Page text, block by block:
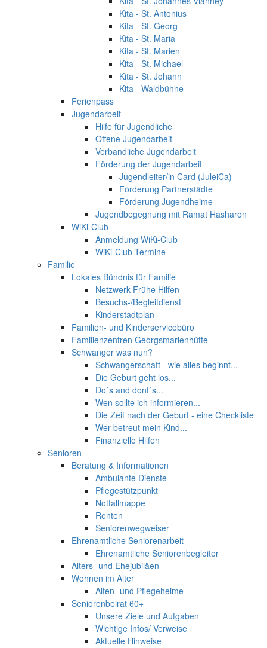
Kita - St. Antonius
Kita - St. Georg
Kita - St. Maria
Kita - St. Marien
Kita - St. Michael
Kita - St. Johann
Kita - Waldbühne
Ferienpass
Jugendarbeit
Hilfe für Jugendliche
Offene Jugendarbeit
Verbandliche Jugendarbeit
Förderung der Jugendarbeit
Jugendleiter/in Card (JuleiCa)
Förderung Partnerstädte
Förderung Jugendheime
Jugendbegegnung mit Ramat Hasharon
WiKi-Club
Anmeldung WiKi-Club
WiKi-Club Termine
Familie
Lokales Bündnis für Familie
Netzwerk Frühe Hilfen
Besuchs-/Begleitdienst
Kinderstadtplan
Familien- und Kinderservicebüro
Familienzentren Georgsmarienhütte
Schwanger was nun?
Schwangerschaft - wie alles beginnt...
Die Geburt geht los...
Do´s and dont´s...
Wen sollte ich informieren...
Die Zeit nach der Geburt - eine Checkliste
Wer betreut mein Kind...
Finanzielle Hilfen
Senioren
Beratung & Informationen
Ambulante Dienste
Pflegestützpunkt
Notfallmappe
Renten
Seniorenwegweiser
Ehrenamtliche Seniorenarbeit
Ehrenamtliche Seniorenbegleiter
Alters- und Ehejubiläen
Wohnen im Alter
Alten- und Pflegeheime
Seniorenbeirat 60+
Unsere Ziele und Aufgaben
Wichtige Infos/ Verweise
Aktuelle Hinweise